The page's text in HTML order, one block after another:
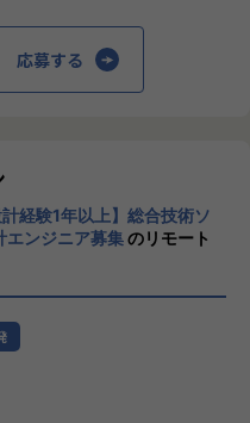
事業支援や最新技術を
行っています。
といった世の中で技術
を行うために、エンジ
環境を考え事業運営を
応募する
経験1年以上】総合技術ソ
エンジニア募集のリモート